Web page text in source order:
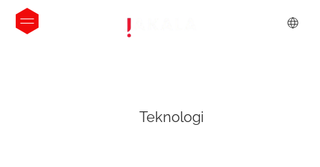
Teknologi